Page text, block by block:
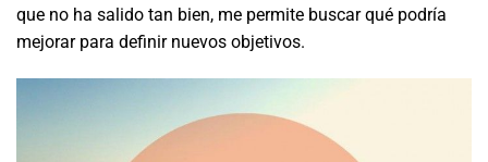
que no ha salido tan bien, me permite buscar qué podría
mejorar para definir nuevos objetivos.